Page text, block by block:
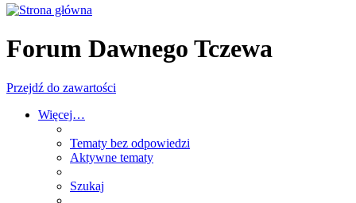
Forum Dawnego Tczewa
Przejdź do zawartości
Więcej…
Tematy bez odpowiedzi
Aktywne tematy
Szukaj